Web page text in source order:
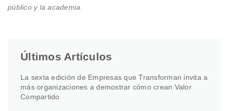
público y la academia.
Últimos Artículos
La sexta edición de Empresas que Transforman invita a
más organizaciones a demostrar cómo crean Valor
Compartido